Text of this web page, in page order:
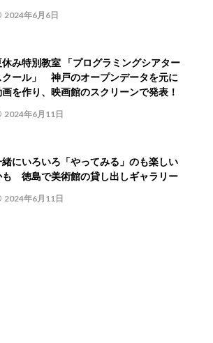
2024年6月6日
休み特別教室 「プログラミングシアター
クール」 神戸のオープンデータを元に
を作り、映画館のスクリーンで発表！
2024年6月11日
緒にいろいろ「やってみる」のも楽しい
も 徳島で美術館の貸し出しギャラリー
2024年6月11日